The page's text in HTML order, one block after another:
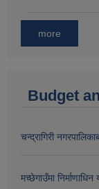
more
Budget
चन्द्रागिरी
मच्छेगाउँमा